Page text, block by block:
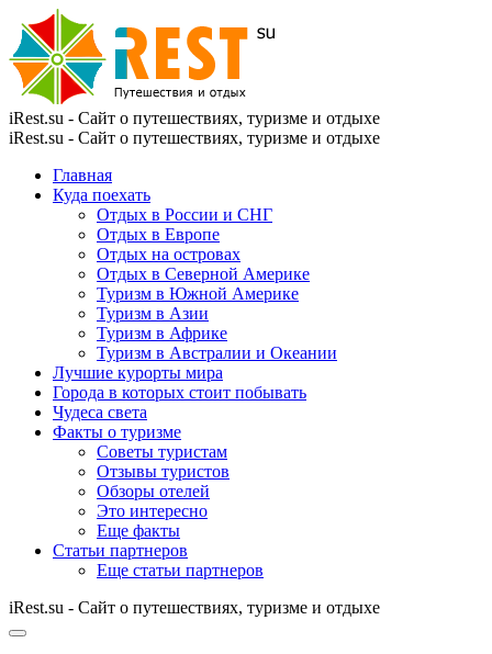
iRest.su - Сайт о путешествиях, туризме и отдыхе
iRest.su - Сайт о путешествиях, туризме и отдыхе
Главная
Куда поехать
Отдых в России и СНГ
Отдых в Европе
Отдых на островах
Отдых в Северной Америке
Туризм в Южной Америке
Туризм в Азии
Туризм в Африке
Туризм в Австралии и Океании
Лучшие курорты мира
Города в которых стоит побывать
Чудеса света
Факты о туризме
Советы туристам
Отзывы туристов
Обзоры отелей
Это интересно
Еще факты
Статьи партнеров
Еще статьи партнеров
iRest.su - Сайт о путешествиях, туризме и отдыхе